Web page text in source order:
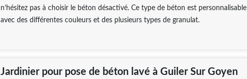
n’hésitez pas à choisir le béton désactivé. Ce type de béton est personnalisable
avec des différentes couleurs et des plusieurs types de granulat.
Jardinier pour pose de béton lavé à Guiler Sur Goyen